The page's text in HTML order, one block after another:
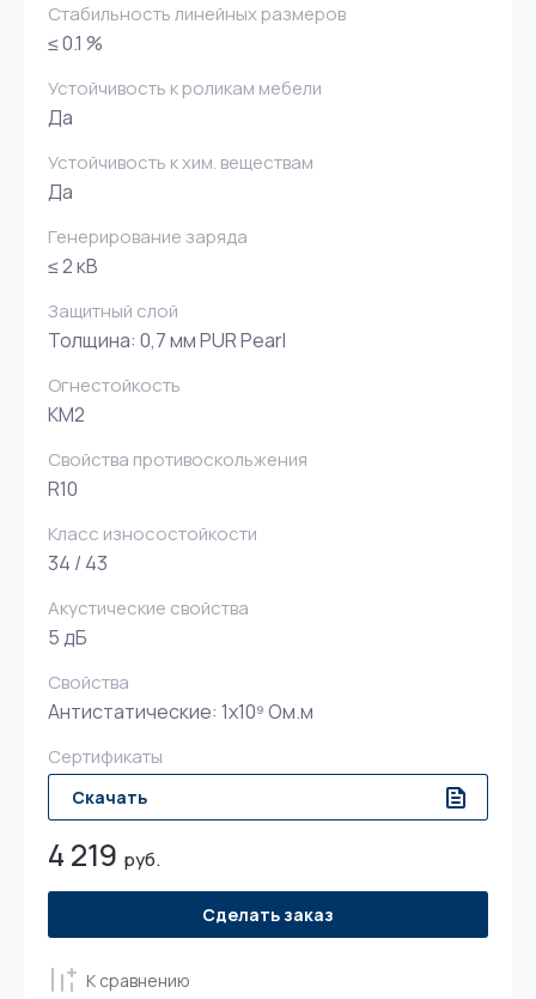
Стабильность линейных размеров
≤ 0.1 %
Устойчивость к роликам мебели
Да
Устойчивость к хим. веществам
Да
Генерирование заряда
≤ 2 кВ
Защитный слой
Толщина: 0,7 мм PUR Pearl
Огнестойкость
КМ2
Свойства противоскольжения
R10
Класс износостойкости
34 / 43
Акустические свойства
5 дБ
Свойства
Антистатические: 1х10⁹ Ом.м
Сертификаты
Скачать
4 219 руб.
Сделать заказ
К сравнению